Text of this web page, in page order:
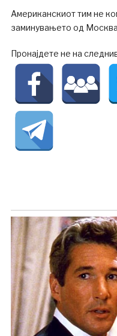
Американскиот тим не
заминувањето од
Пронајдете не на